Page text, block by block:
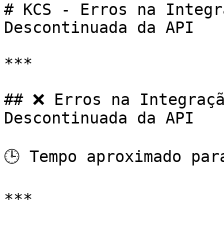
# KCS - Erros na
Descontinuada da API
***
## ❌ Erros na
Descontinuada da API
🕒 Tempo aproximado
***